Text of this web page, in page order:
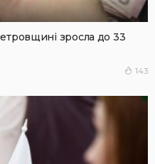
зросла до 33
143